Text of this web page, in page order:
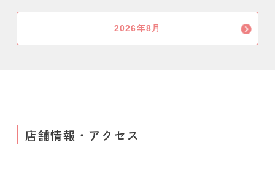
2026年8月
店舗情報・アクセス